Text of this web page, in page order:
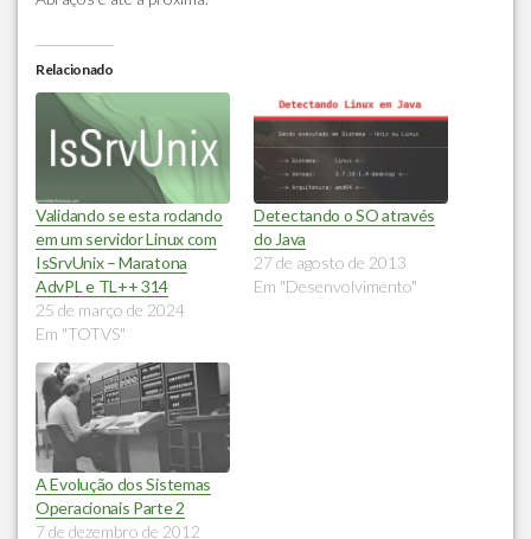
Relacionado
Validando se esta rodando
em um servidor Linux com
IsSrvUnix – Maratona
AdvPL e TL++ 314
25 de março de 2024
Em "TOTVS"
Detectando o SO através
do Java
27 de agosto de 2013
Em "Desenvolvimento"
A Evolução dos Sistemas
Operacionais Parte 2
7 de dezembro de 2012